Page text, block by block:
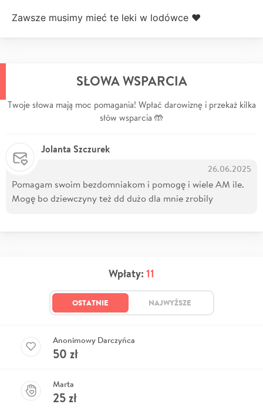
Zawsze musimy mieć te leki w lodówce ❤️
SŁOWA WSPARCIA
Twoje słowa mają moc pomagania! Wpłać darowiznę i przekaż kilka
słów wsparcia 🤲
Jolanta Szczurek
26.06.2025
Pomagam swoim bezdomniakom i pomogę i wiele AM ile.
Mogę bo dziewczyny też dd dużo dla mnie zrobily
Wpłaty: 11
OSTATNIE NAJWYŻSZE
Anonimowy Darczyńca
50 zł
Marta
25zł